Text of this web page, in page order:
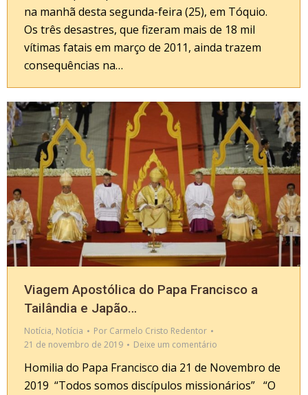
na manhã desta segunda-feira (25), em Tóquio.
Os três desastres, que fizeram mais de 18 mil
vítimas fatais em março de 2011, ainda trazem
consequências na…
Viagem Apostólica do Papa Francisco a
Tailândia e Japão…
Notícia, Notícia Por Carmelo Cristo Redentor
21 de novembro de 2019
Deixe um comentário
Homilia do Papa Francisco dia 21 de Novembro de
2019 “Todos somos discípulos missionários” “O